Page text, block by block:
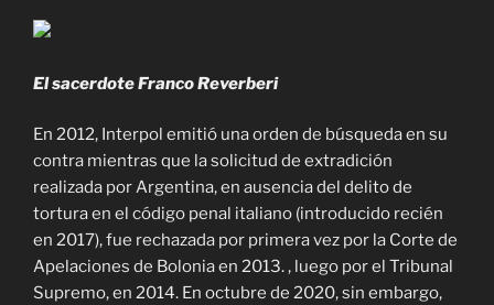
El sacerdote Franco Reverberi
En 2012, Interpol emitió una orden de búsqueda en su
contra mientras que la solicitud de extradición
realizada por Argentina, en ausencia del delito de
tortura en el código penal italiano (introducido recién
en 2017), fue rechazada por primera vez por la Corte de
Apelaciones de Bolonia en 2013. , luego por el Tribunal
Supremo, en 2014. En octubre de 2020, sin embargo,